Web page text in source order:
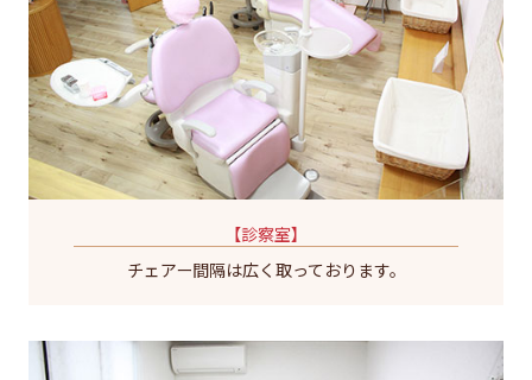
【診察室】
チェアー間隔は広く取っております。